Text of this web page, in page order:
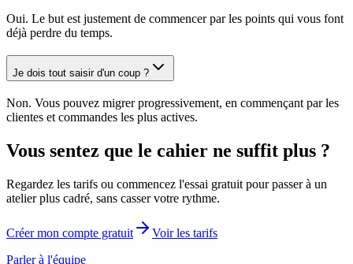
Oui. Le but est justement de commencer par les points qui vous font
déjà perdre du temps.
Je dois tout saisir d'un coup ?
Non. Vous pouvez migrer progressivement, en commençant par les
clientes et commandes les plus actives.
Vous sentez que le cahier ne suffit plus ?
Regardez les tarifs ou commencez l'essai gratuit pour passer à un
atelier plus cadré, sans casser votre rythme.
Créer mon compte gratuit
Voir les tarifs
Parler à l'équipe